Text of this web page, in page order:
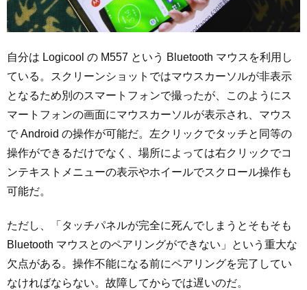
自分は Logicool の M557 という Bluetooth マウスを利用し
ている。スクリーンショットではマウスカーソルが非表示
となるため別のスマートフォンで撮ったが、このようにス
マートフォンの画面にマウスカーソルが表示され、マウス
で Android の操作が可能だ。左クリックでタッチと同等の
操作ができるだけでなく、場所によっては右クリックでコ
ンテキストメニューの表示やホイールでスクロール操作も
可能だ。
ただし、「タッチパネルが完全に死んでしまうとそもそも
Bluetooth マウスとのペアリングができない」という重大な
欠点がある。操作不能になる前にペアリングを完了してい
なければならない。故障してからでは遅いのだ。